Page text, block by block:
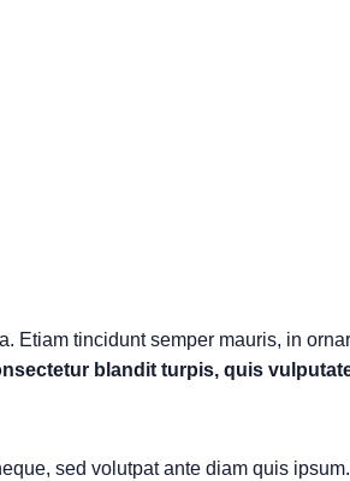
Etiam tincidunt semper mauris, in
blandit turpis, quis
sed volutpat ante diam quis